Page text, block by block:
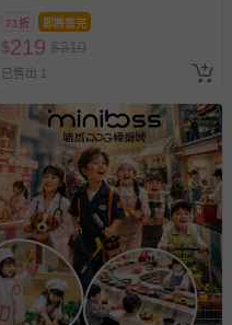
黃系 (16×16cm)
71折 即將售完
$219 $310
已售出 1